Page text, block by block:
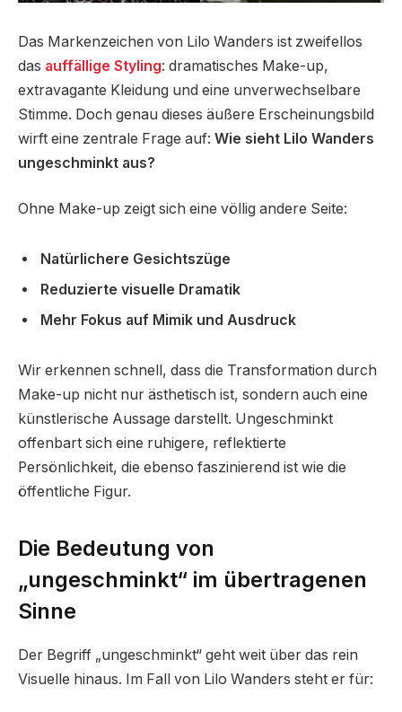
Das Markenzeichen von Lilo Wanders ist zweifellos
das auffällige Styling: dramatisches Make-up,
extravagante Kleidung und eine unverwechselbare
Stimme. Doch genau dieses äußere Erscheinungsbild
wirft eine zentrale Frage auf: Wie sieht Lilo Wanders
ungeschminkt aus?
Ohne Make-up zeigt sich eine völlig andere Seite:
Natürlichere Gesichtszüge
Reduzierte visuelle Dramatik
Mehr Fokus auf Mimik und Ausdruck
Wir erkennen schnell, dass die Transformation durch
Make-up nicht nur ästhetisch ist, sondern auch eine
künstlerische Aussage darstellt. Ungeschminkt
offenbart sich eine ruhigere, reflektierte
Persönlichkeit, die ebenso faszinierend ist wie die
öffentliche Figur.
Die Bedeutung von
„ungeschminkt“ im übertragenen
Sinne
Der Begriff „ungeschminkt“ geht weit über das rein
Visuelle hinaus. Im Fall von Lilo Wanders steht er für: